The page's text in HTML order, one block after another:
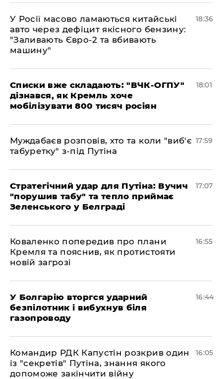
У Росії масово ламаються китайські
авто через дефіцит якісного бензину:
"Заливають Євро-2 та вбивають
машину"
18:36
Списки вже складають: "ВЧК-ОГПУ"
дізнався, як Кремль хоче
мобілізувати 800 тисяч росіян
18:01
Муждабаєв розповів, хто та коли "виб'є
табуретку" з-під Путіна
17:59
Стратегічний удар для Путіна: Вучич
"порушив табу" та тепло приймає
Зеленського у Белграді
17:07
Коваленко попередив про плани
Кремля та пояснив, як протистояти
новій загрозі
16:55
У Болгарію вторгся ударний
безпілотник і вибухнув біля
газопроводу
16:44
Командир РДК Капустін розкрив один
із "секретів" Путіна, знання якого
допоможе закінчити війну
16:05